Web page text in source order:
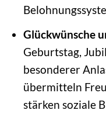
Glückwünsche
Geburtstag,
besonderer
übermitteln
stärken soziale